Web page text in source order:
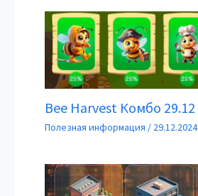
Bee Harvest Комбо 29.12
Полезная информация / 29.12.2024